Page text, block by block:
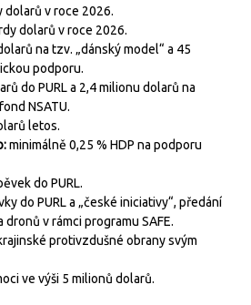
dolarů v roce 2026.
dolarů v roce 2026.
na tzv. „dánský model“ a 45
podporu.
do PURL a 2,4 milionu dolarů na
NSATU.
letos.
minimálně 0,25 % HDP na podporu
do PURL.
do PURL a „české iniciativy“, předání
v rámci programu SAFE.
protivzdušné obrany svým
ve výši 5 milionů dolarů.